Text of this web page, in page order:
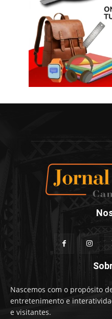
Nascemos com o propósito
entretenimento e
e visitantes.